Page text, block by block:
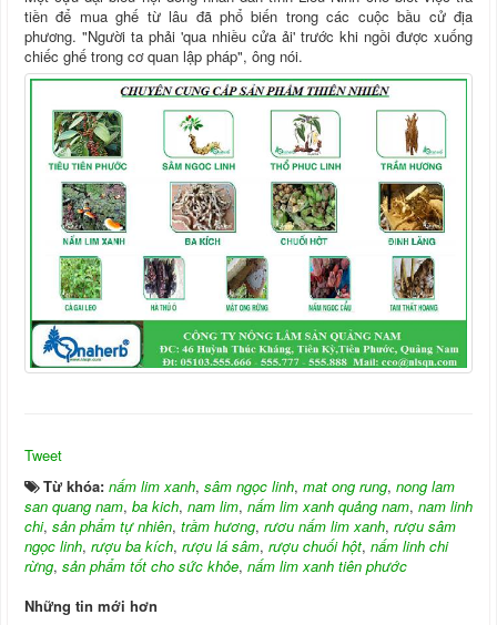
tiền để mua ghế từ lâu đã phổ biến trong các cuộc bầu cử địa
phương. "Người ta phải 'qua nhiều cửa ải' trước khi ngồi được xuống
chiếc ghế trong cơ quan lập pháp", ông nói.
Tweet
Từ khóa: nấm lim xanh, sâm ngọc linh, mat ong rung, nong lam
san quang nam, ba kich, nam lim, nấm lim xanh quảng nam, nam linh
chi, sản phẩm tự nhiên, trầm hương, rươu nấm lim xanh, rượu sâm
ngọc linh, rượu ba kích, rượu lá sâm, rượu chuối hột, nấm linh chi
rừng, sản phẩm tốt cho sức khỏe, nấm lim xanh tiên phước
Những tin mới hơn